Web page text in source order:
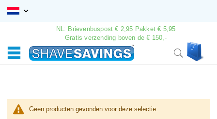
Ga
NL: Brievenbuspost € 2,95 Pakket € 5,95
Gratis verzending boven de € 150,-
Search
Geen producten gevonden voor deze selectie.